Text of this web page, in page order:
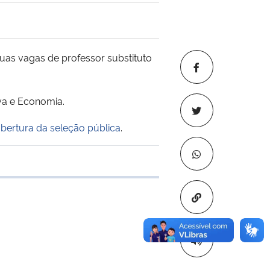
Copiar para
vagas de professor substituto
e Economia.
da seleção pública.